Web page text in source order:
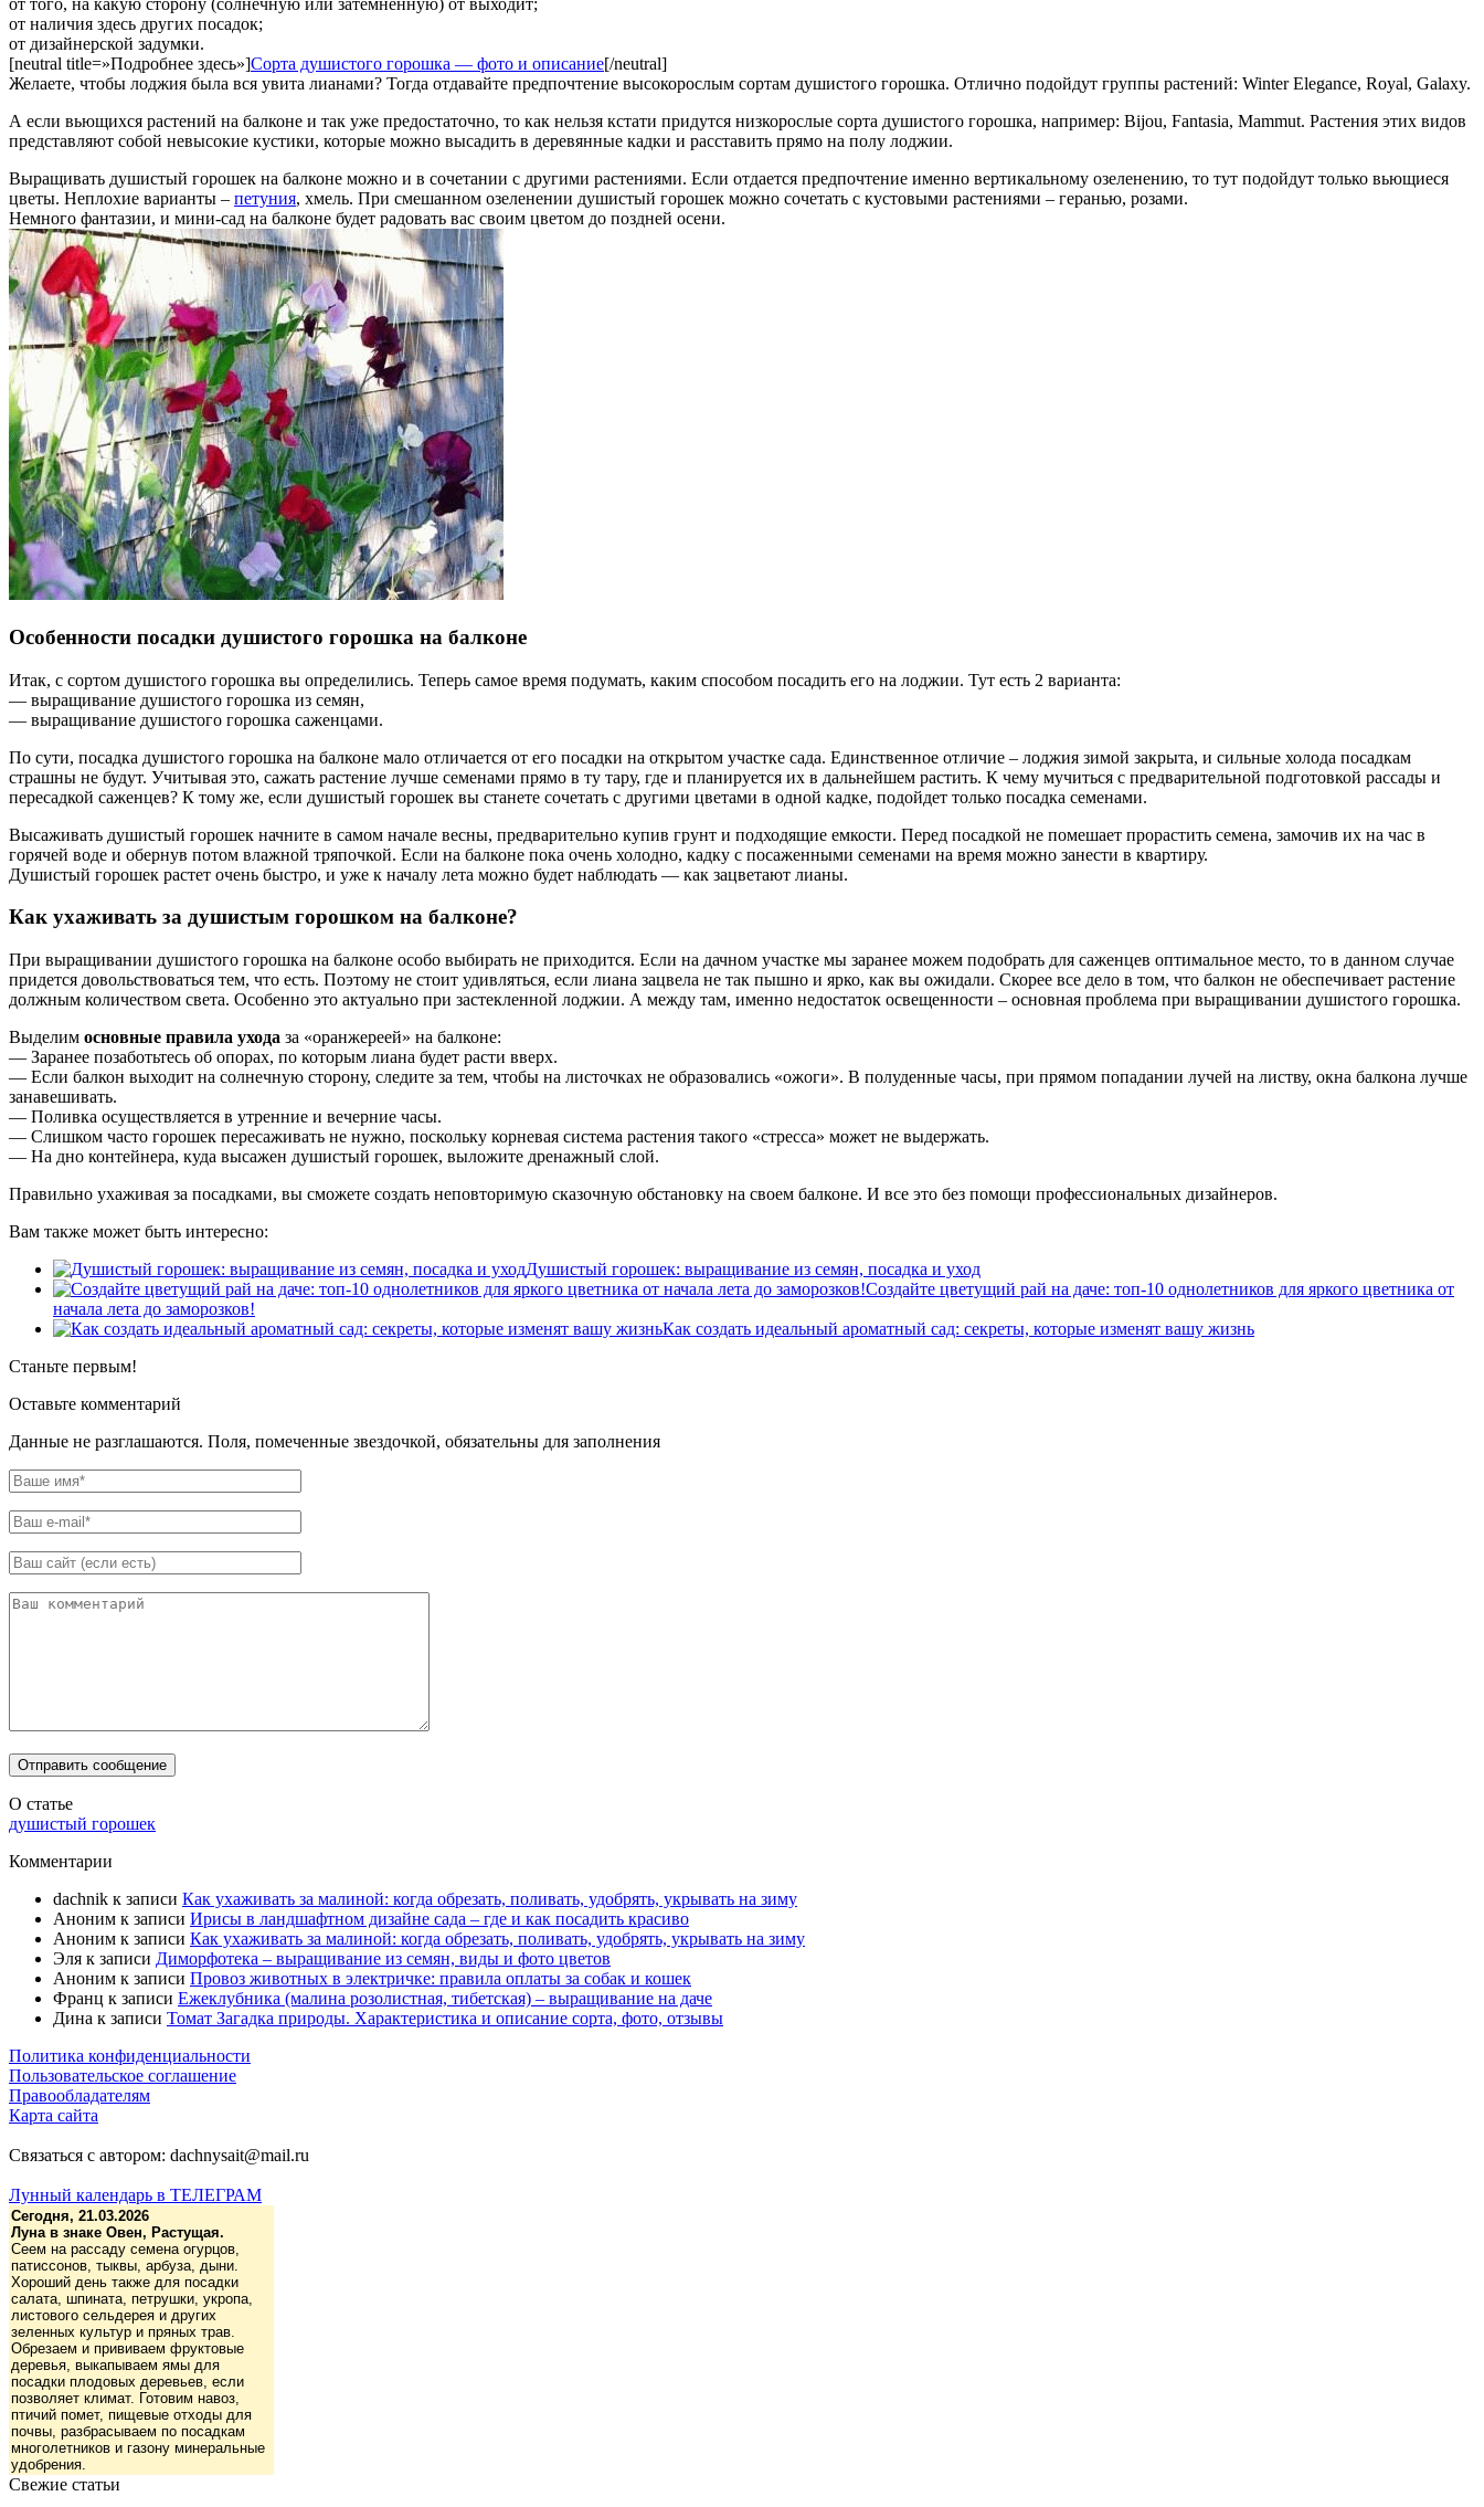
от того, на какую сторону (солнечную или затемненную) от выходит;
от наличия здесь других посадок;
от дизайнерской задумки.
[neutral title=»Подробнее здесь»]Сорта душистого горошка — фото и описание[/neutral]
Желаете, чтобы лоджия была вся увита лианами? Тогда отдавайте предпочтение высокорослым сортам душистого горошка. Отлично подойдут группы растений: Winter Elegance, Royal, Galaxy.
А если вьющихся растений на балконе и так уже предостаточно, то как нельзя кстати придутся низкорослые сорта душистого горошка, например: Bijou, Fantasia, Mammut. Растения этих видов
представляют собой невысокие кустики, которые можно высадить в деревянные кадки и расставить прямо на полу лоджии.
Выращивать душистый горошек на балконе можно и в сочетании с другими растениями. Если отдается предпочтение именно вертикальному озеленению, то тут подойдут только вьющиеся
цветы. Неплохие варианты – петуния, хмель. При смешанном озеленении душистый горошек можно сочетать с кустовыми растениями – геранью, розами.
Немного фантазии, и мини-сад на балконе будет радовать вас своим цветом до поздней осени.
Особенности посадки душистого горошка на балконе
Итак, с сортом душистого горошка вы определились. Теперь самое время подумать, каким способом посадить его на лоджии. Тут есть 2 варианта:
— выращивание душистого горошка из семян,
— выращивание душистого горошка саженцами.
По сути, посадка душистого горошка на балконе мало отличается от его посадки на открытом участке сада. Единственное отличие – лоджия зимой закрыта, и сильные холода посадкам
страшны не будут. Учитывая это, сажать растение лучше семенами прямо в ту тару, где и планируется их в дальнейшем растить. К чему мучиться с предварительной подготовкой рассады и
пересадкой саженцев? К тому же, если душистый горошек вы станете сочетать с другими цветами в одной кадке, подойдет только посадка семенами.
Высаживать душистый горошек начните в самом начале весны, предварительно купив грунт и подходящие емкости. Перед посадкой не помешает прорастить семена, замочив их на час в
горячей воде и обернув потом влажной тряпочкой. Если на балконе пока очень холодно, кадку с посаженными семенами на время можно занести в квартиру.
Душистый горошек растет очень быстро, и уже к началу лета можно будет наблюдать — как зацветают лианы.
Как ухаживать за душистым горошком на балконе?
При выращивании душистого горошка на балконе особо выбирать не приходится. Если на дачном участке мы заранее можем подобрать для саженцев оптимальное место, то в данном случае
придется довольствоваться тем, что есть. Поэтому не стоит удивляться, если лиана зацвела не так пышно и ярко, как вы ожидали. Скорее все дело в том, что балкон не обеспечивает растение
должным количеством света. Особенно это актуально при застекленной лоджии. А между там, именно недостаток освещенности – основная проблема при выращивании душистого горошка.
Выделим основные правила ухода за «оранжереей» на балконе:
— Заранее позаботьтесь об опорах, по которым лиана будет расти вверх.
— Если балкон выходит на солнечную сторону, следите за тем, чтобы на листочках не образовались «ожоги». В полуденные часы, при прямом попадании лучей на листву, окна балкона лучше
занавешивать.
— Поливка осуществляется в утренние и вечерние часы.
— Слишком часто горошек пересаживать не нужно, поскольку корневая система растения такого «стресса» может не выдержать.
— На дно контейнера, куда высажен душистый горошек, выложите дренажный слой.
Правильно ухаживая за посадками, вы сможете создать неповторимую сказочную обстановку на своем балконе. И все это без помощи профессиональных дизайнеров.
Вам также может быть интересно:
Душистый горошек: выращивание из семян, посадка и уход
Создайте цветущий рай на даче: топ-10 однолетников для яркого цветника от
начала лета до заморозков!
Как создать идеальный ароматный сад: секреты, которые изменят вашу жизнь
Станьте первым!
Оставьте комментарий
Данные не разглашаются. Поля, помеченные звездочкой, обязательны для заполнения
О статье
душистый горошек
Комментарии
dachnik к записи Как ухаживать за малиной: когда обрезать, поливать, удобрять, укрывать на зиму
Аноним к записи Ирисы в ландшафтном дизайне сада – где и как посадить красиво
Аноним к записи Как ухаживать за малиной: когда обрезать, поливать, удобрять, укрывать на зиму
Эля к записи Диморфотека – выращивание из семян, виды и фото цветов
Аноним к записи Провоз животных в электричке: правила оплаты за собак и кошек
Франц к записи Ежеклубника (малина розолистная, тибетская) – выращивание на даче
Дина к записи Томат Загадка природы. Характеристика и описание сорта, фото, отзывы
Политика конфиденциальности
Пользовательское соглашение
Правообладателям
Карта сайта
Связаться с автором: dachnysait@mail.ru
Лунный календарь в ТЕЛЕГРАМ
Сегодня, 21.03.2026
Луна в знаке Овен, Растущая.
Сеем на рассаду семена огурцов,
патиссонов, тыквы, арбуза, дыни.
Хороший день также для посадки
салата, шпината, петрушки, укропа,
листового сельдерея и других
зеленных культур и пряных трав.
Обрезаем и прививаем фруктовые
деревья, выкапываем ямы для
посадки плодовых деревьев, если
позволяет климат. Готовим навоз,
птичий помет, пищевые отходы для
почвы, разбрасываем по посадкам
многолетников и газону минеральные
удобрения.
Свежие статьи